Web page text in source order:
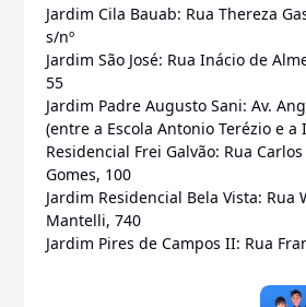
Jardim Cila Bauab: Rua Thereza
s/nº
Jardim São José: Rua Inácio de
55
Jardim Padre Augusto Sani: Av.
(entre a Escola Antonio Terézio e a
Residencial Frei Galvão: Rua
Gomes, 100
Jardim Residencial Bela Vista: Rua
Mantelli, 740
Jardim Pires de Campos II: Rua